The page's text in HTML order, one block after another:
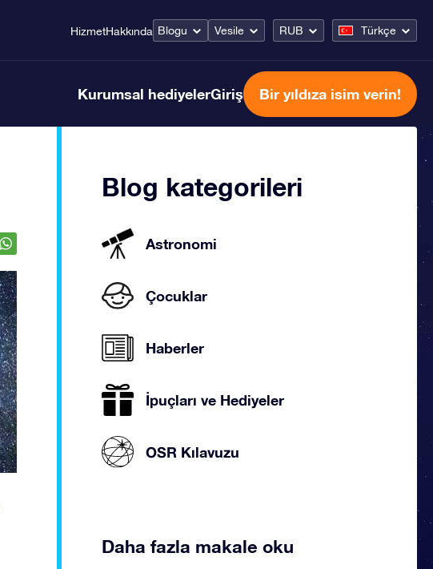
HizmetHakkında Blogu Vesile RUB Türkçe
Kurumsal hediyelerGiriş Bir yıldıza isim verin!
Blog kategorileri
Astronomi
Çocuklar
Haberler
İpuçları ve Hediyeler
OSR Kılavuzu
Daha fazla makale oku